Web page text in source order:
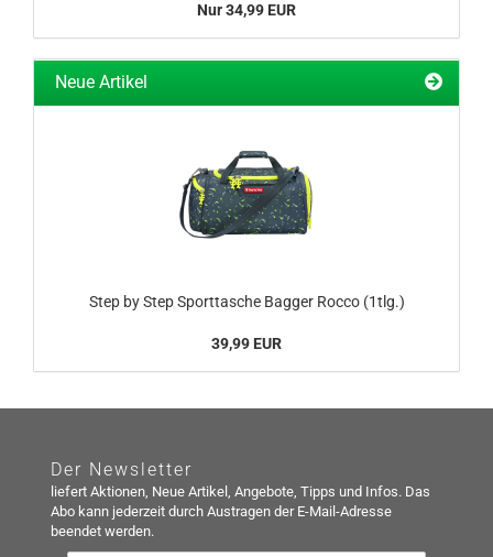
Nur 34,99 EUR
Neue Artikel
Step by Step Sporttasche Bagger Rocco (1tlg.)
39,99 EUR
Der Newsletter
liefert Aktionen, Neue Artikel, Angebote, Tipps und Infos. Das
Abo kann jederzeit durch Austragen der E-Mail-Adresse
beendet werden.